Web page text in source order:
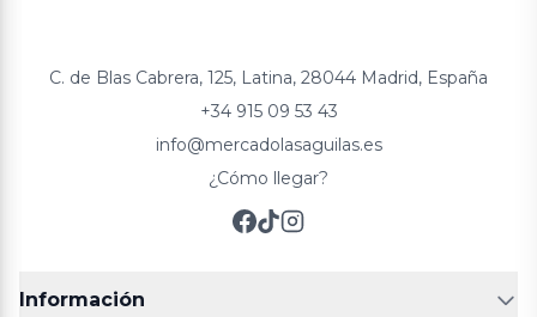
C. de Blas Cabrera, 125, Latina, 28044 Madrid, España
+34 915 09 53 43
info@mercadolasaguilas.es
¿Cómo llegar?
Información